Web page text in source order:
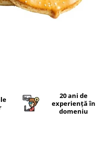
20 ani de
experiență în
domeniu